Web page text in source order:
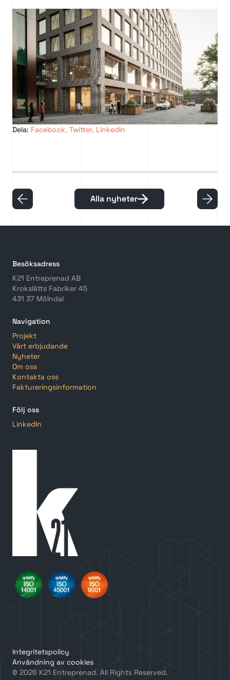
Dela: Facebook, Twitter, LinkedIn
Alla nyheter
Besöksadress
K21 Entreprenad AB
Krokslätts Fabriker 45
431 37 Mölndal
Navigation
Projekt
Vårt erbjudande
Nyheter
Om oss
Kontakta oss
Faktureringsinformation
Följ oss
LinkedIn
© 2026 K21 Entreprenad. All Rights Reserved.
Integritetspolicy
Användning av cookies